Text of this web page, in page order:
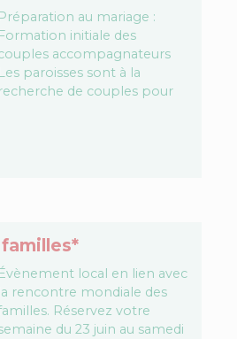
Préparation au mariage :
Formation initiale des
accompagnateurs
Les paroisses sont à la
recherche de couples pour
Évènement local en lien avec
la rencontre mondiale des
Réservez votre
du 23 juin au samedi